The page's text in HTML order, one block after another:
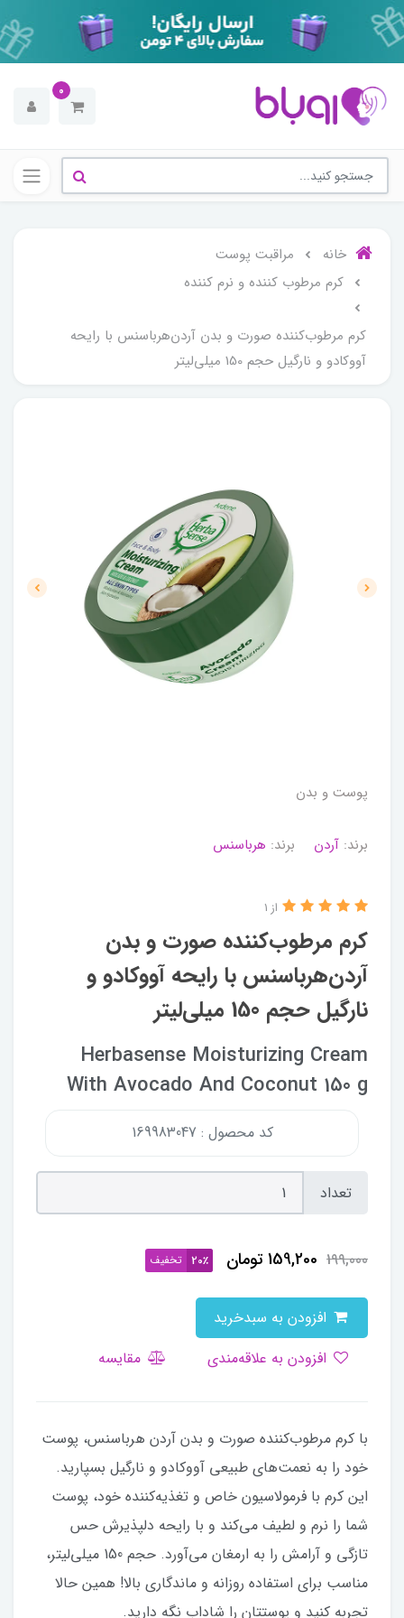
0
خانه
مراقبت پوست
کرم مرطوب کننده و نرم کننده
كرم مرطوب‌كننده صورت و بدن آردن‌هرباسنس با رايحه
آووكادو و نارگيل حجم 150 ميلی‌لیتر
پوست و بدن
برند: آردن برند: هرباسنس
كرم مرطوب‌كننده صورت و بدن
آردن‌هرباسنس با رايحه آووكادو و
نارگيل حجم 150 ميلی‌لیتر
از 1
Herbasense Moisturizing Cream
With Avocado And Coconut 150 g
کد محصول : 169983047
تعداد
199,000
159,200تومان 20٪ تخفیف
مقایسه
با کرم مرطوب‌کننده صورت و بدن آردن هرباسنس، پوست
خود را به نعمت‌های طبیعی آووکادو و نارگیل بسپارید.
این کرم با فرمولاسیون خاص و تغذیه‌کننده خود، پوست
شما را نرم و لطیف می‌کند و با رایحه دلپذیرش حس
تازگی و آرامش را به ارمغان می‌آورد. حجم 150 میلی‌لیتر،
مناسب برای استفاده روزانه و ماندگاری بالا! همین حالا
تجربه کنید و پوستتان را شاداب نگه دارید.